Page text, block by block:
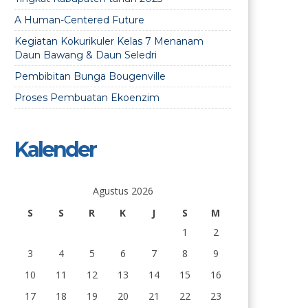
A Human-Centered Future
Kegiatan Kokurikuler Kelas 7 Menanam
Daun Bawang & Daun Seledri
Pembibitan Bunga Bougenville
Proses Pembuatan Ekoenzim
Kalender
Agustus 2026
S
S R K J S
M
1
2
3
4 5 6 7 8
9
10
11 12 13 14 15
16
17
18 19 20 21 22 23